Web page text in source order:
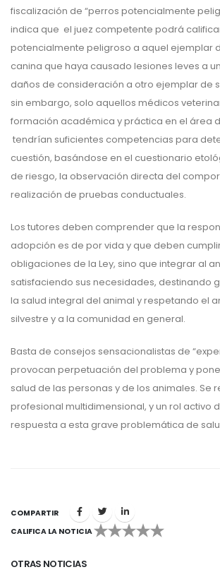
fiscalización de “perros potencialmente
indica que el juez competente podrá
potencialmente peligroso a aquel ejemplar
canina que haya causado lesiones leves a
daños de consideración a otro ejemplar de
sin embargo, solo aquellos médicos
formación académica y práctica en el área
tendrían suficientes competencias para
cuestión, basándose en el cuestionario
de riesgo, la observación directa del
realización de pruebas conductuales.
Los tutores deben comprender que la
adopción es de por vida y que deben
obligaciones de la Ley, sino que integrar al
satisfaciendo sus necesidades, destinando
la salud integral del animal y respetando el
silvestre y a la comunidad en general.
Basta de consejos sensacionalistas de
provocan perpetuación del problema y
salud de las personas y de los animales. Se
profesional multidimensional, y un rol activo
respuesta a esta grave problemática de
COMPARTIR
CALIFICA LA NOTICIA
1 2 3 4 5
OTRAS NOTICIAS